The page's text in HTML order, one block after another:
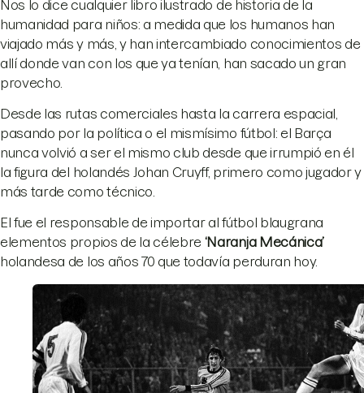
Nos lo dice cualquier libro ilustrado de historia de la
humanidad para niños: a medida que los humanos han
viajado más y más, y han intercambiado conocimientos de
allí donde van con los que ya tenían, han sacado un gran
provecho.
Desde las rutas comerciales hasta la carrera espacial,
pasando por la política o el mismísimo fútbol: el Barça
nunca volvió a ser el mismo club desde que irrumpió en él
la figura del holandés Johan Cruyff, primero como jugador y
más tarde como técnico.
El fue el responsable de importar al fútbol blaugrana
elementos propios de la célebre ‘Naranja Mecánica’
holandesa de los años 70 que todavía perduran hoy.